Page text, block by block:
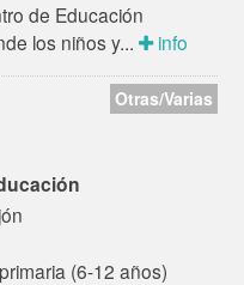
de Educación
los niños y...
info
Otras/Varias
primaria (6-12 años)